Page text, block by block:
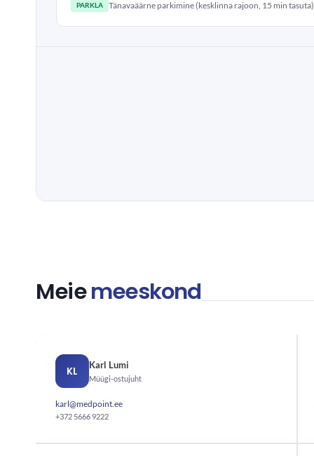
PARKLA Tänavaäärne parkimine (kesklinna rajoon, 15 min tasuta)
Meiemeeskond
KL Karl Lumi
Müügi-ostujuht
karl@medpoint.ee
+372 5666 9222